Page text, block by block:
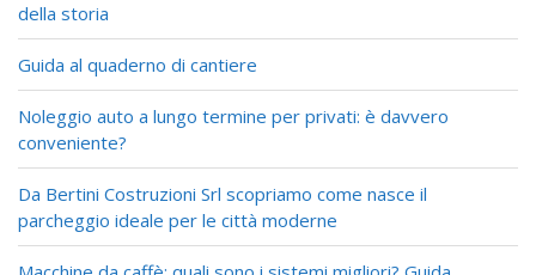
della storia
Guida al quaderno di cantiere
Noleggio auto a lungo termine per privati: è davvero
conveniente?
Da Bertini Costruzioni Srl scopriamo come nasce il
parcheggio ideale per le città moderne